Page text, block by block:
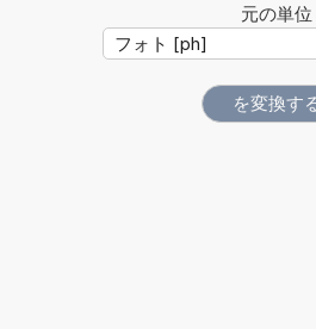
元の単位